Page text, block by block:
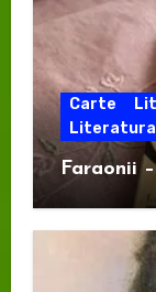
Carte
Literatura
Faraonii